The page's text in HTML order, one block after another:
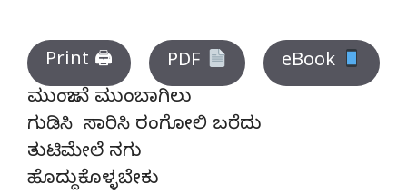
Print 🖨 PDF
eBook
ಮುಂಜಾನೆ ಮುಂಬಾಗಿಲು
ಗುಡಿಸಿ ಸಾರಿಸಿ ರಂಗೋಲಿ ಬರೆದು
ತುಟಿಮೇಲೆ ನಗು
ಹೊದ್ದುಕೊಳ್ಳಬೇಕು